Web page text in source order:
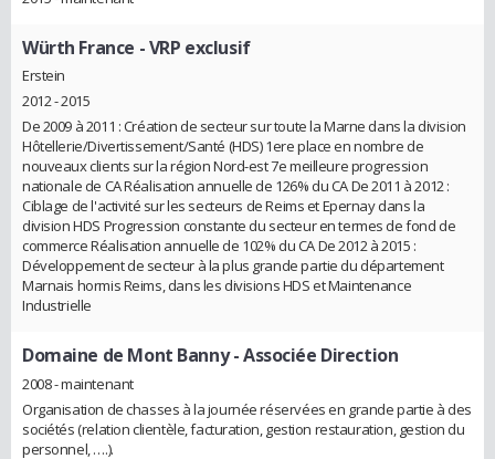
Würth France - VRP exclusif
Erstein
2012 - 2015
De 2009 à 2011 : Création de secteur sur toute la Marne dans la division
Hôtellerie/Divertissement/Santé (HDS) 1ere place en nombre de
nouveaux clients sur la région Nord-est 7e meilleure progression
nationale de CA Réalisation annuelle de 126% du CA De 2011 à 2012 :
Ciblage de l'activité sur les secteurs de Reims et Epernay dans la
division HDS Progression constante du secteur en termes de fond de
commerce Réalisation annuelle de 102% du CA De 2012 à 2015 :
Développement de secteur à la plus grande partie du département
Marnais hormis Reims, dans les divisions HDS et Maintenance
Industrielle
Domaine de Mont Banny- Associée Direction
2008 - maintenant
Organisation de chasses à la journée réservées en grande partie à des
sociétés (relation clientèle, facturation, gestion restauration, gestion du
personnel, ….).